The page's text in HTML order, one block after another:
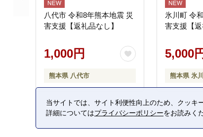
八代市 令和8年熊本地震 災
害支援【返礼品なし】
1,000円
熊本県 八代市
氷川町 令
害支援【返
5,000
熊本県 氷
当サイトでは、サイト利便性向上のため、クッキ
詳細についてはプライバシーポリシーをお読みく